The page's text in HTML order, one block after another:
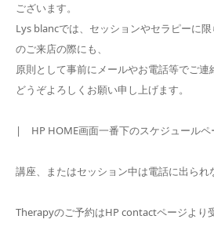
ございます。
Lys blancでは、セッションやセラピーに
のご来店の際にも、
原則として事前にメールやお電話等でご連
どうぞよろしくお願い申し上げます。
| HP HOME画面一番下のスケジュールペ
講座、またはセッション中は電話に出られ
Therapyのご予約はHP contactページより